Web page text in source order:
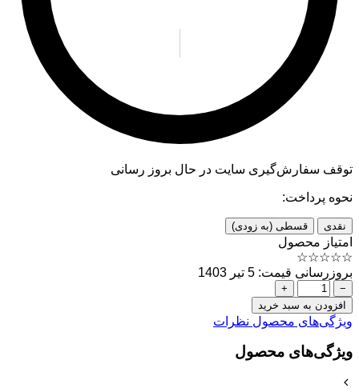
توقف سفارش‌گیری سایت در حال بروز رسانی
نحوه پرداخت:
نقدی قسطی (به زودی)
امتیاز محصول
☆
☆
☆
☆
☆
بروزرسانی قیمت: 5 تیر 1403
−
+
افزودن به سبد خرید
ویژگی‌های محصول نظرات
ویژگی‌های محصول